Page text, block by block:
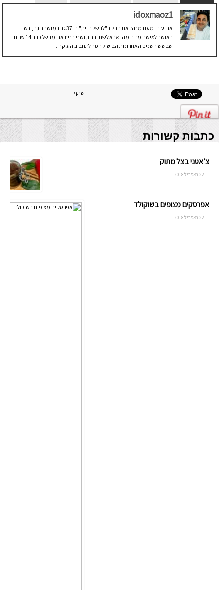
idoxmaoz1
אני עידו מעוז מנהל את הבלוג "לבשל בבית" בן 37 גר במושב נוגה, נשוי
באושר לאישה מדהימה ואבא לשתי בנות ושני בנים אני מבשל כבר 14 שנים
שבשש השנים האחרונות הבישול הפך לתחביב העיקרי.
שתף
כתבות קשורות
צ’אטני בצל מתוק
22 באפריל 2018
אפרסקים מצופים בשוקולד
22 באפריל 2018